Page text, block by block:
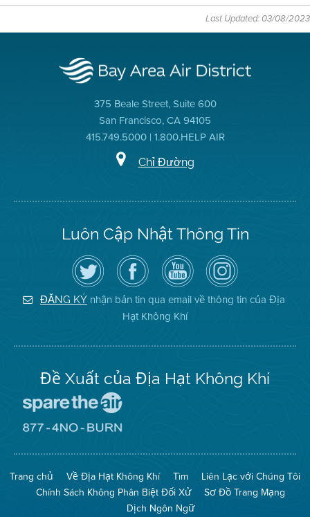
Last Updated: 03/08/2023
375 Beale Street, Suite 600
San Francisco, CA 94105
415.749.5000 | 1.800.HELP AIR
Chỉ Đường
Luôn Cập Nhật Thông Tin
Hãy
theo
dõi
Địa
Hạt
Không
Truy
cập
Trang
Facebook
của
Địa
Hạt
Kênh
YouTube
của
Địa
Hạt
Không
Khí
Air
District
on
Instagram
ĐĂNG KÝ nhận bản tin qua email về thông tin của Địa
Hạt Không Khí
Đề Xuất của Địa Hạt Không Khí
The
(Bảo
Toàn
Không
Khí)
Mạng
No
Burn
(Không
Đốt)
Trang chủ Về Địa Hạt Không Khí Tìm
Liên Lạc với Chúng Tôi
Chính Sách Không Phân Biệt Đối Xử
Sơ Đồ Trang Mạng
Dịch Ngôn Ngữ